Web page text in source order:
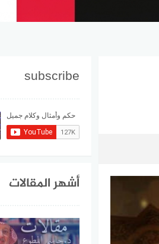
subscribe
أشهر المقالات